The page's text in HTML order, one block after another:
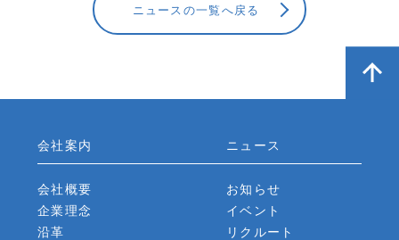
ニュースの一覧へ戻る
会社案内
会社概要
企業理念
沿革
ニュース
お知らせ
イベント
リクルート